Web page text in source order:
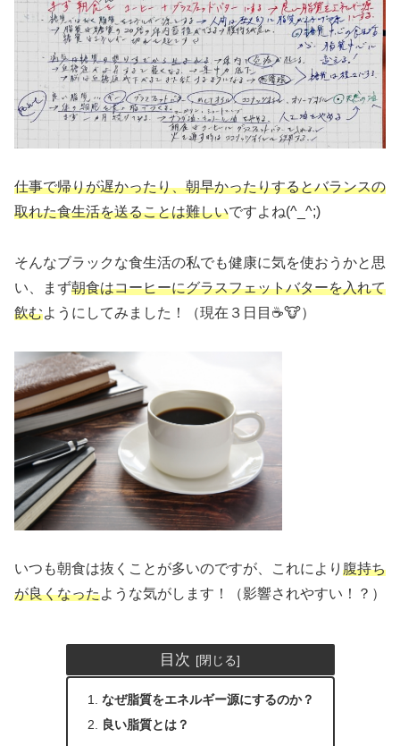
仕事で帰りが遅かったり、朝早かったりするとバランスの
取れた食生活を送ることは難しいですよね(^_^;)
そんなブラックな食生活の私でも健康に気を使おうかと思
い、まず朝食はコーヒーにグラスフェットバターを入れて
飲むようにしてみました！（現在３日目☕🐮）
いつも朝食は抜くことが多いのですが、これにより 腹持ち
が良くなったような気がします！（影響されやすい！？）
目次
なぜ脂質をエネルギー源にするのか？
良い脂質とは？